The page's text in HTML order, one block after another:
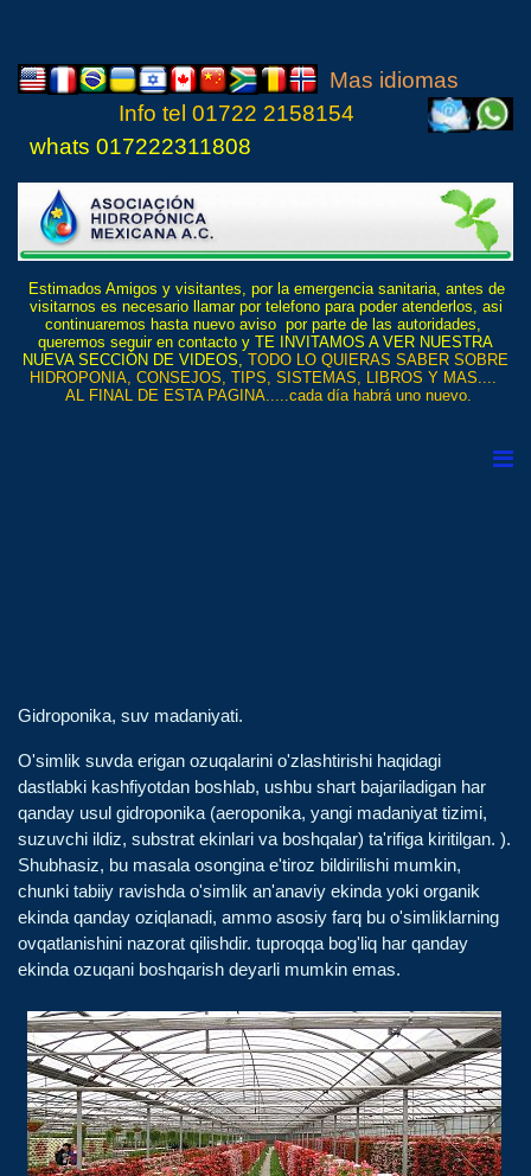
Mas idiomas
Info tel 01722 2158154
whats 017222311808
Estimados Amigos y visitantes, por la emergencia sanitaria, antes de
visitarnos es necesario llamar por telefono para poder atenderlos, asi
continuaremos hasta nuevo aviso por parte de las autoridades,
queremos seguir en contacto y TE INVITAMOS A VER NUESTRA
NUEVA SECCIÓN DE VIDEOS, TODO LO QUIERAS SABER SOBRE
HIDROPONIA, CONSEJOS, TIPS, SISTEMAS, LIBROS Y MAS....
AL FINAL DE ESTA PAGINA.....cada día habrá uno nuevo.
Gidroponika, suv madaniyati.
O'simlik suvda erigan ozuqalarini o'zlashtirishi haqidagi
dastlabki kashfiyotdan boshlab, ushbu shart bajariladigan har
qanday usul gidroponika (aeroponika, yangi madaniyat tizimi,
suzuvchi ildiz, substrat ekinlari va boshqalar) ta'rifiga kiritilgan. ).
Shubhasiz, bu masala osongina e'tiroz bildirilishi mumkin,
chunki tabiiy ravishda o'simlik an'anaviy ekinda yoki organik
ekinda qanday oziqlanadi, ammo asosiy farq bu o'simliklarning
ovqatlanishini nazorat qilishdir. tuproqqa bog'liq har qanday
ekinda ozuqani boshqarish deyarli mumkin emas.